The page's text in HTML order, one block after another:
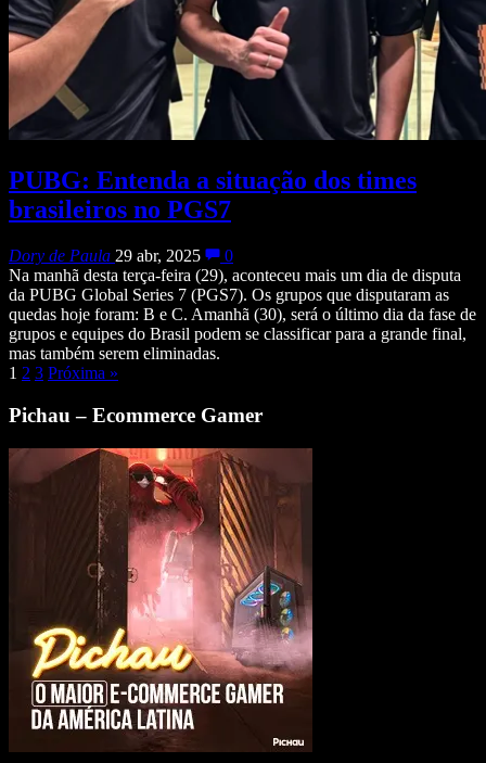
PUBG: Entenda a situação dos times
brasileiros no PGS7
Dory de Paula 29 abr, 2025
0
Na manhã desta terça-feira (29), aconteceu mais um dia de disputa
da PUBG Global Series 7 (PGS7). Os grupos que disputaram as
quedas hoje foram: B e C. Amanhã (30), será o último dia da fase de
grupos e equipes do Brasil podem se classificar para a grande final,
mas também serem eliminadas.
1 2 3 Próxima »
Pichau – Ecommerce Gamer